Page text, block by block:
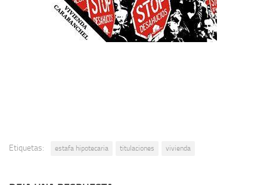
Etiquetas: estafa hipotecaria titulaciones vivienda